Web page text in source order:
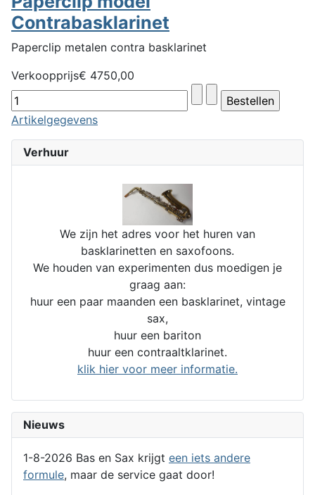
Verhuur
We zijn het adres voor het huren van
basklarinetten en saxofoons.
We houden van experimenten dus moedigen je
graag aan:
huur een paar maanden een basklarinet, vintage
sax,
huur een bariton
huur een contraaltklarinet.
klik hier voor meer informatie.
Nieuws
1-8-2026 Bas en Sax krijgt een iets andere
formule, maar de service gaat door!
Contrabasklarinet
Paperclip metalen contra basklarinet
Verkoopprijs€ 4750,00
Artikelgegevens